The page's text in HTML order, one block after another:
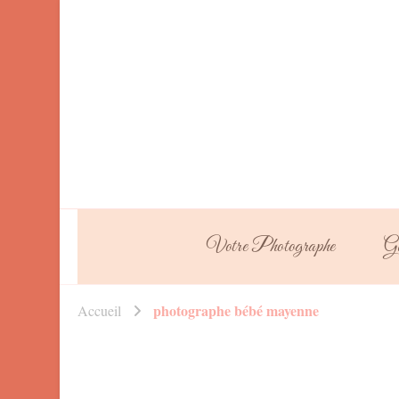
Votre Photographe
Accueil photographe bébé mayenne